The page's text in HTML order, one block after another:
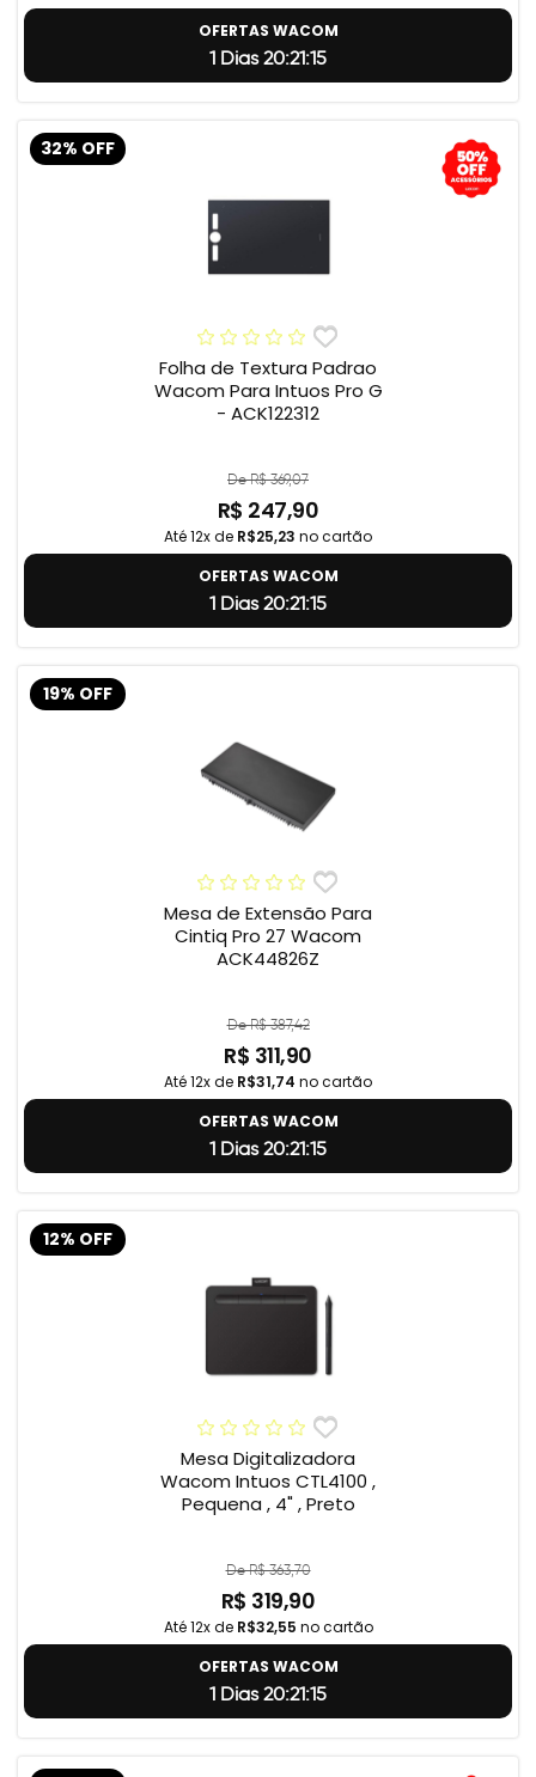
OFERTAS WACOM
1 Dias 20:21:14
32% OFF
Folha de Textura Padrao
Wacom Para Intuos Pro G
- ACK122312
De R$ 369,07
R$ 247,90
Até 12x de R$25,23 no cartão
OFERTAS WACOM
1 Dias 20:21:14
19% OFF
Mesa de Extensão Para
Cintiq Pro 27 Wacom
ACK44826Z
De R$ 387,42
R$ 311,90
Até 12x de R$31,74 no cartão
OFERTAS WACOM
1 Dias 20:21:14
12% OFF
Mesa Digitalizadora
Wacom Intuos CTL4100 ,
Pequena , 4" , Preto
De R$ 363,70
R$ 319,90
Até 12x de R$32,55 no cartão
OFERTAS WACOM
1 Dias 20:21:14